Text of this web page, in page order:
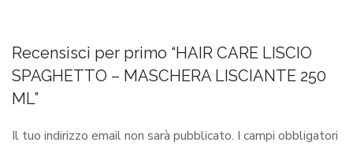
Recensisci per primo “HAIR CARE LISCIO
SPAGHETTO – MASCHERA LISCIANTE 250
ML”
Il tuo indirizzo email non sarà pubblicato. I campi obbligatori